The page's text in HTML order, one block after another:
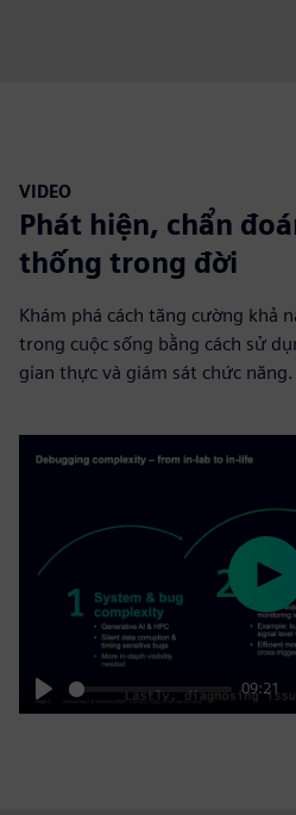
VIDEO
Phát hiện, chẩn
thống trong đời
Khám phá cách tăng cường khả
trong cuộc sống bằng cách sử
gian thực và giám sát chức năng.
Play
09:21